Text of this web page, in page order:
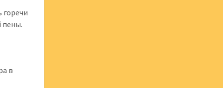
горечи
пены.
в